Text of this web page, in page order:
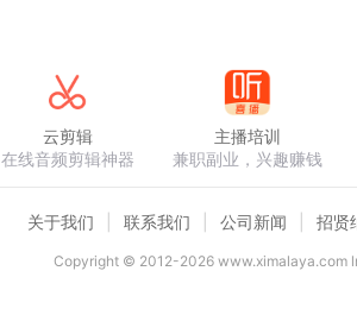
云剪辑
在线音频剪辑神器
主播培训
兼职副业，兴趣赚钱
关于我们 联系我们 公司新闻 招贤
Copyright © 2012-2026www.ximalaya.com